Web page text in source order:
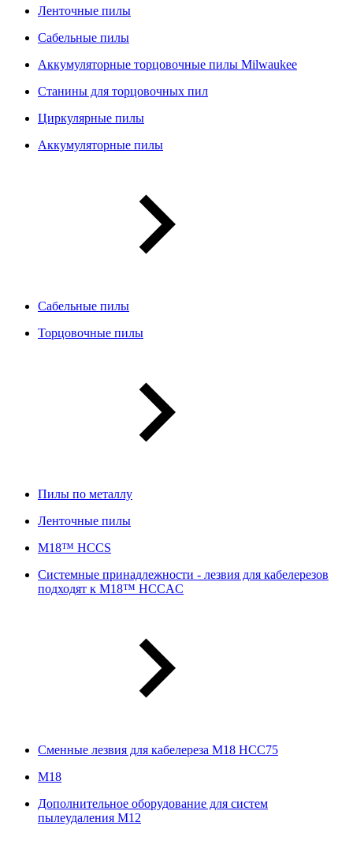
Ленточные пилы
Сабельные пилы
Аккумуляторные торцовочные пилы Milwaukee
Станины для торцовочных пил
Циркулярные пилы
Аккумуляторные пилы
Сабельные пилы
Торцовочные пилы
Пилы по металлу
Ленточные пилы
M18™ HCCS
Системные принадлежности - лезвия для кабелерезов
подходят к M18™ HCCAC
Сменные лезвия для кабелереза M18 HCC75
М18
Дополнительное оборудование для систем
пылеудаления М12